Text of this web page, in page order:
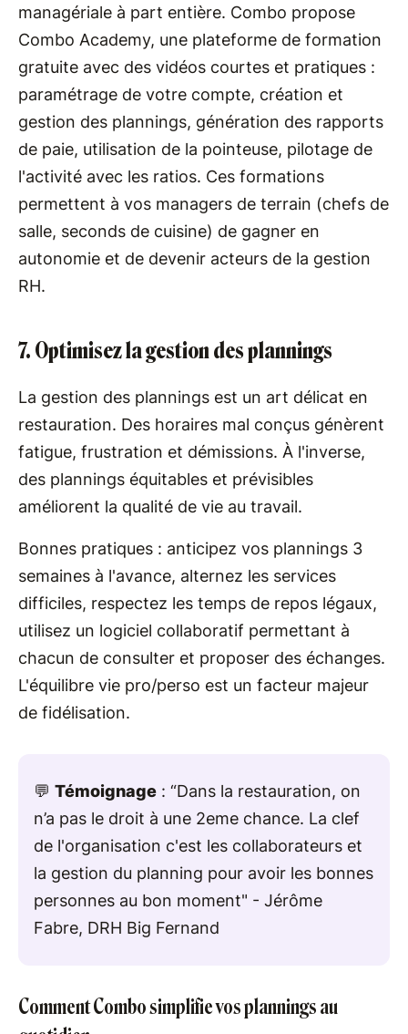
managériale à part entière. Combo propose
Combo Academy, une plateforme de formation
gratuite avec des vidéos courtes et pratiques :
paramétrage de votre compte, création et
gestion des plannings, génération des rapports
de paie, utilisation de la pointeuse, pilotage de
l'activité avec les ratios. Ces formations
permettent à vos managers de terrain (chefs de
salle, seconds de cuisine) de gagner en
autonomie et de devenir acteurs de la gestion
RH.
7. Optimisez la gestion des plannings
La gestion des plannings est un art délicat en
restauration. Des horaires mal conçus génèrent
fatigue, frustration et démissions. À l'inverse,
des plannings équitables et prévisibles
améliorent la qualité de vie au travail.
Bonnes pratiques : anticipez vos plannings 3
semaines à l'avance, alternez les services
difficiles, respectez les temps de repos légaux,
utilisez un logiciel collaboratif permettant à
chacun de consulter et proposer des échanges.
L'équilibre vie pro/perso est un facteur majeur
de fidélisation.
💬 Témoignage : “Dans la restauration, on
n’a pas le droit à une 2eme chance. La clef
de l'organisation c'est les collaborateurs et
la gestion du planning pour avoir les bonnes
personnes au bon moment" - Jérôme
Fabre, DRH Big Fernand
Comment Combo simplifie vos plannings au